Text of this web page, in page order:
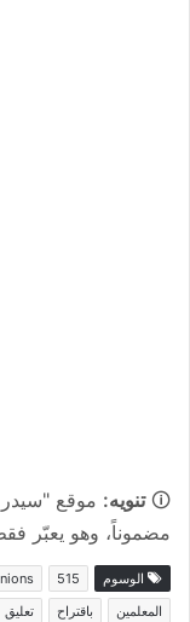
🛈تنويه: موقع
مضموناً، وهو يعبّر
الوسوم 515
المعلمين
باقتراح تعليق